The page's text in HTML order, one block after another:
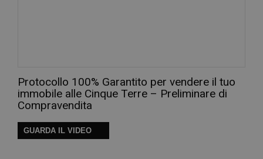
Protocollo 100% Garantito per vendere il tuo
immobile alle Cinque Terre – Preliminare di
Compravendita
GUARDA IL VIDEO